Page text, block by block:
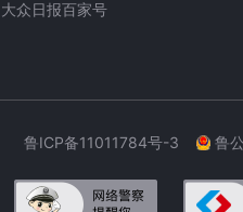
大众日报百家号
鲁ICP备11011784号-3 鲁